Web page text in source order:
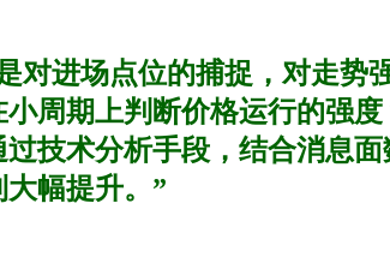
对进场点位的捕捉，对走势
周期上判断价格运行的强
技术分析手段，结合消息
幅提升。”